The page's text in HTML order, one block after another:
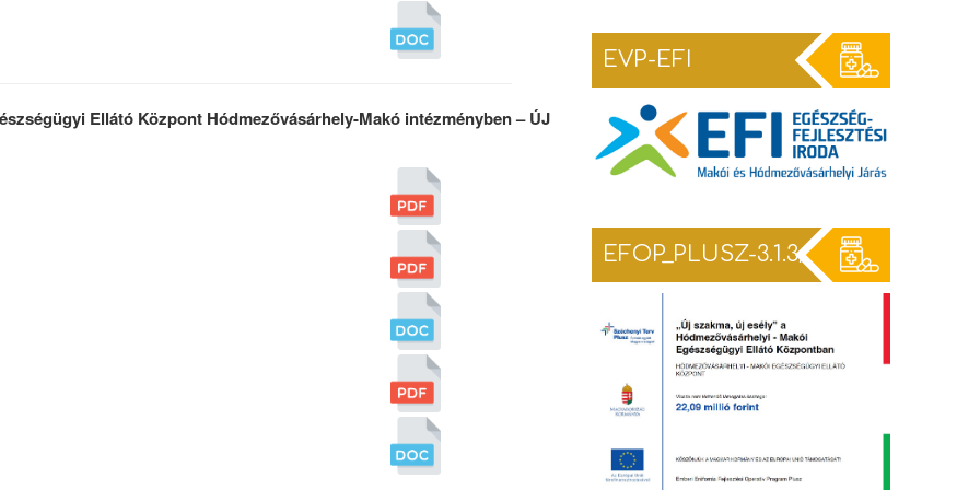
Ellátó Központ Hódmezővásárhely-Makó intézményben – ÚJ
EVP-EFI
EFOP_PLUSZ-3.1.3/TEF-25